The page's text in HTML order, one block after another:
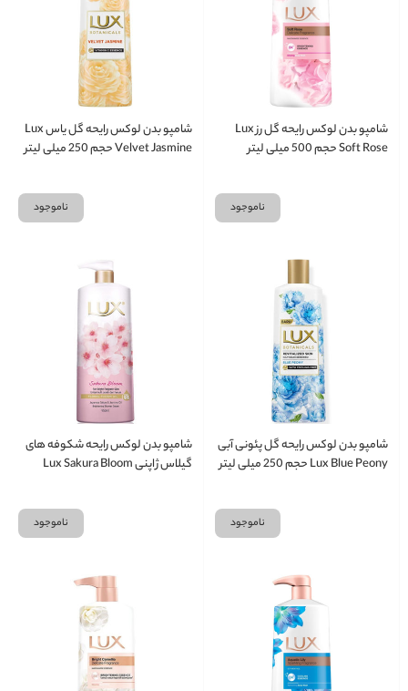
شامپو بدن لوکس رایحه گل رز Lux
Soft Rose حجم 500 میلی لیتر
ناموجود
شامپو بدن لوکس رایحه گل یاس Lux
Velvet Jasmine حجم 250 میلی لیتر
ناموجود
شامپو بدن لوکس رایحه گل پئونی آبی
Lux Blue Peony حجم 250 میلی لیتر
ناموجود
شامپو بدن لوکس رایحه شکوفه های
گیلاس ژاپنی Lux Sakura Bloom
ناموجود